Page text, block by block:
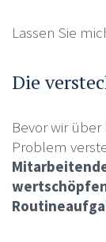
Lassen Sie
Die
Bevor wir
Problem